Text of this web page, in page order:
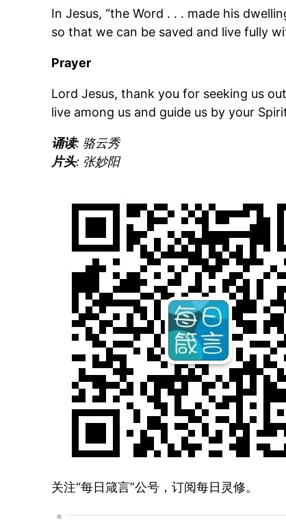
In Jesus, “the Word . . . made his
so that we can be saved and live fully
Prayer
Lord Jesus, thank you for seeking us
live among us and guide us by your
诵读: 骆云秀
片头: 张妙阳
关注“每日箴言”公号，订阅每日灵修。